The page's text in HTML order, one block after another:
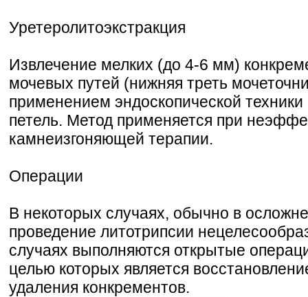
Уретеролитоэкстракция
Извлечение мелких (до 4-6 мм)
мочевых путей (нижняя треть
применением эндоскопической
петель. Метод применяется при
камнеизгоняющей терапии.
Операции
В некоторых случаях, обычно в
проведение литотрипсии
случаях выполняются открытые
целью которых является
удаления конкрементов.